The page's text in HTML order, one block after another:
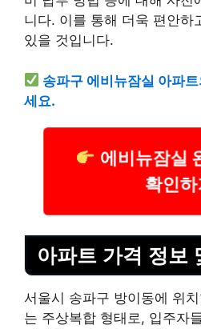
니다. 이를 통해 더욱 편안하
있을 것입니다.
송파구 에비뉴잠실 아파
세요.
에비뉴잠실
확인하
아파트 가격 정보
서울시 송파구 방이동에 위
는 주상복합 형태로, 입주자